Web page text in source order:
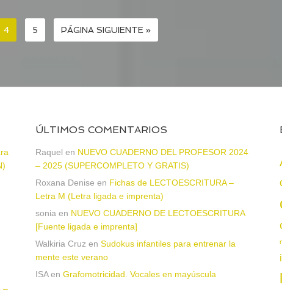
4 5 PÁGINA SIGUIENTE »
–
ÚLTIMOS COMENTARIOS
Raquel en NUEVO CUADERNO DEL PROFESOR 2024
– 2025 (SUPERCOMPLETO Y GRATIS)
Roxana Denise en Fichas de LECTOESCRITURA –
Letra M (Letra ligada e imprenta)
sonia en NUEVO CUADERNO DE LECTOESCRITURA
[Fuente ligada e imprenta]
Walkiria Cruz en Sudokus infantiles para entrenar la
mente este verano
ISAen Grafomotricidad. Vocales en mayúscula